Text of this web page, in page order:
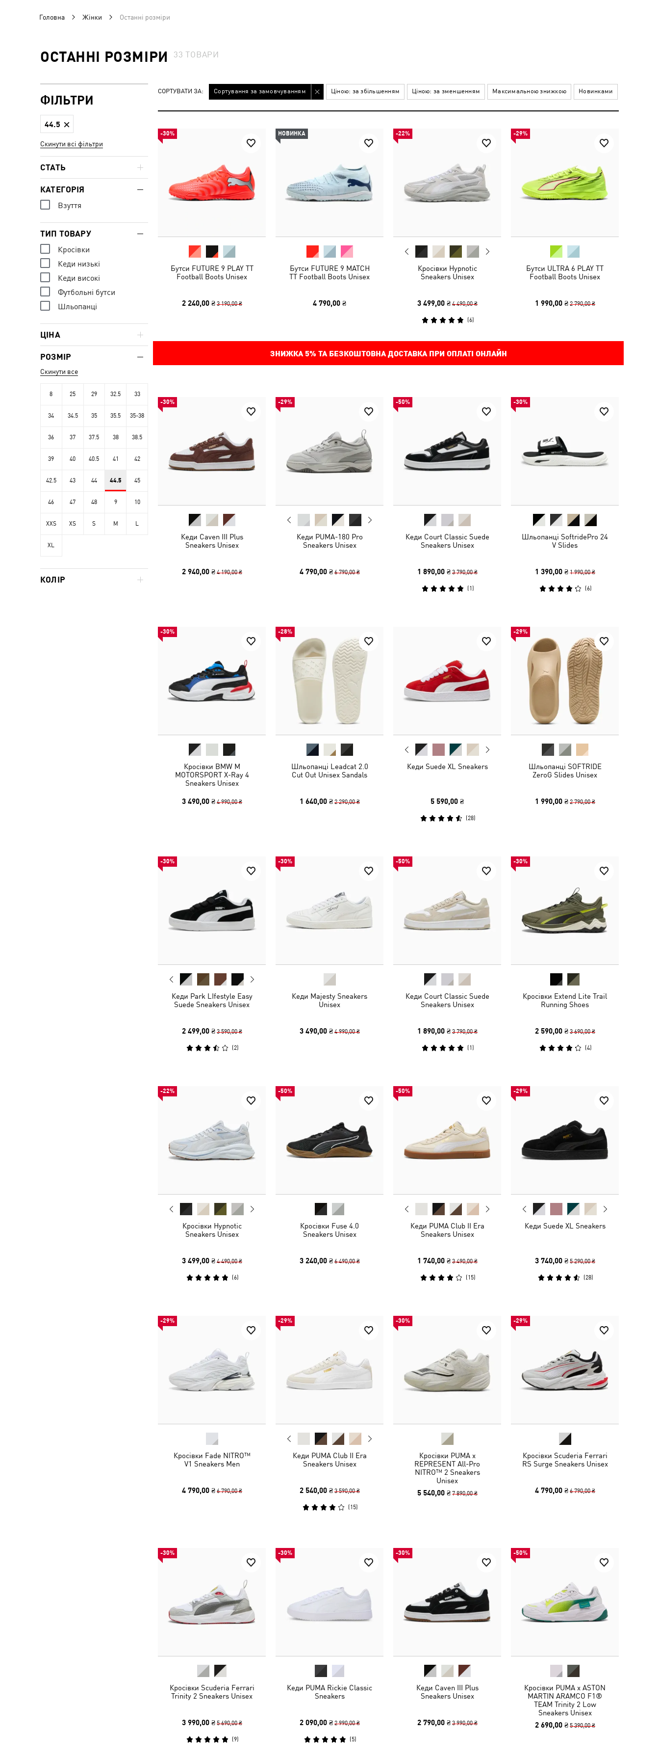
Головна Жінки Останні розміри
ОСТАННІ РОЗМІРИ 33ТОВАРИ
СОРТУВАТИ ЗА: Сортування за замовчуванням Ціною: за збільшенням Ціною: за зменшенням Максимальною знижкою Новинками
-30%
Бутси FUTURE 9 PLAY TT
Football Boots Unisex
2 240,00 ₴ 3 190,00 ₴
НОВИНКА
Бутси FUTURE 9 MATCH
TT Football Boots Unisex
4 790,00 ₴
-22%
Кросівки Hypnotic
Sneakers Unisex
3 499,00 ₴ 4 490,00 ₴
(6)
-29%
Бутси ULTRA 6 PLAY TT
Football Boots Unisex
1 990,00 ₴ 2 790,00 ₴
ЗНИЖКА 5% ТА БЕЗКОШТОВНА ДОСТАВКА ПРИ ОПЛАТІ ОНЛАЙН
-30%
Кеди Caven III Plus
Sneakers Unisex
2 940,00 ₴ 4 190,00 ₴
-29%
Кеди PUMA-180 Pro
Sneakers Unisex
4 790,00 ₴ 6 790,00 ₴
-50%
Кеди Court Classic Suede
Sneakers Unisex
1 890,00 ₴ 3 790,00 ₴
(1 )
-30%
Шльопанці SoftridePro 24
V Slides
1 390,00 ₴ 1 990,00 ₴
(6)
-30%
Кросівки BMW M
MOTORSPORT X-Ray 4
Sneakers Unisex
3 490,00 ₴ 4 990,00 ₴
-28%
Шльопанці Leadcat 2.0
Cut Out Unisex Sandals
1 640,00 ₴ 2 290,00 ₴
Кеди Suede XL Sneakers
5 590,00 ₴
(28)
-29%
Шльопанці SOFTRIDE
ZeroG Slides Unisex
1 990,00 ₴ 2 790,00 ₴
-30%
Кеди Park LIfestyle Easy
Suede Sneakers Unisex
2 499,00 ₴ 3 590,00 ₴
(2)
-30%
Кеди Majesty Sneakers
Unisex
3 490,00 ₴ 4 990,00 ₴
-50%
Кеди Court Classic Suede
Sneakers Unisex
1 890,00 ₴ 3 790,00 ₴
(1 )
-30%
Кросівки Extend Lite Trail
Running Shoes
2 590,00 ₴ 3 690,00 ₴
(4)
-22%
Кросівки Hypnotic
Sneakers Unisex
3 499,00 ₴ 4 490,00 ₴
(6)
-50%
Кросівки Fuse 4.0
Sneakers Unisex
3 240,00 ₴ 6 490,00 ₴
-50%
Кеди PUMA Club II Era
Sneakers Unisex
1 740,00 ₴ 3 490,00 ₴
(15)
-29%
Кеди Suede XL Sneakers
3 740,00 ₴ 5 290,00 ₴
(28)
-29%
Кросівки Fade NITRO™
V1 Sneakers Men
4 790,00 ₴ 6 790,00 ₴
-29%
Кеди PUMA Club II Era
Sneakers Unisex
2 540,00 ₴ 3 590,00 ₴
(15)
-30%
Кросівки PUMA x
REPRESENT All-Pro
NITRO™ 2 Sneakers
Unisex
5 540,00 ₴ 7 890,00 ₴
-29%
Кросівки Scuderia Ferrari
RS Surge Sneakers Unisex
4 790,00 ₴ 6 790,00 ₴
-30%
Кросівки Scuderia Ferrari
Trinity 2 Sneakers Unisex
3 990,00 ₴ 5 690,00 ₴
(9)
-30%
Кеди PUMA Rickie Classic
Sneakers
2 090,00 ₴ 2 990,00 ₴
(5)
-30%
Кеди Caven III Plus
Sneakers Unisex
2 790,00 ₴ 3 990,00 ₴
-50%
Кросівки PUMA x ASTON
MARTIN ARAMCO F1®
TEAM Trinity 2 Low
Sneakers Unisex
2 690,00 ₴ 5 390,00 ₴
ФІЛЬТРИ
44.5
Скинути всі фільтри
СТАТЬ
КАТЕГОРІЯ
Взуття
ТИП ТОВАРУ
Кросівки
Кеди низькі
Кеди високі
Футбольні бутси
Шльопанці
ЦІНА
РОЗМІР
Скинути все
8 25 29 32.5 33
34 34.5 35 35.5 35-38
36 37 37.5 38 38.5
39 40 40.5 41 42
42.5 43 44 44.5 45
46 47 48 9 10
XXS XS S M L
XL
КОЛІР